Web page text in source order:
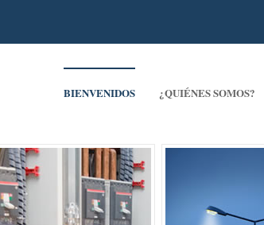
¿QUIÉNES SOMOS?
BIENVENIDOS